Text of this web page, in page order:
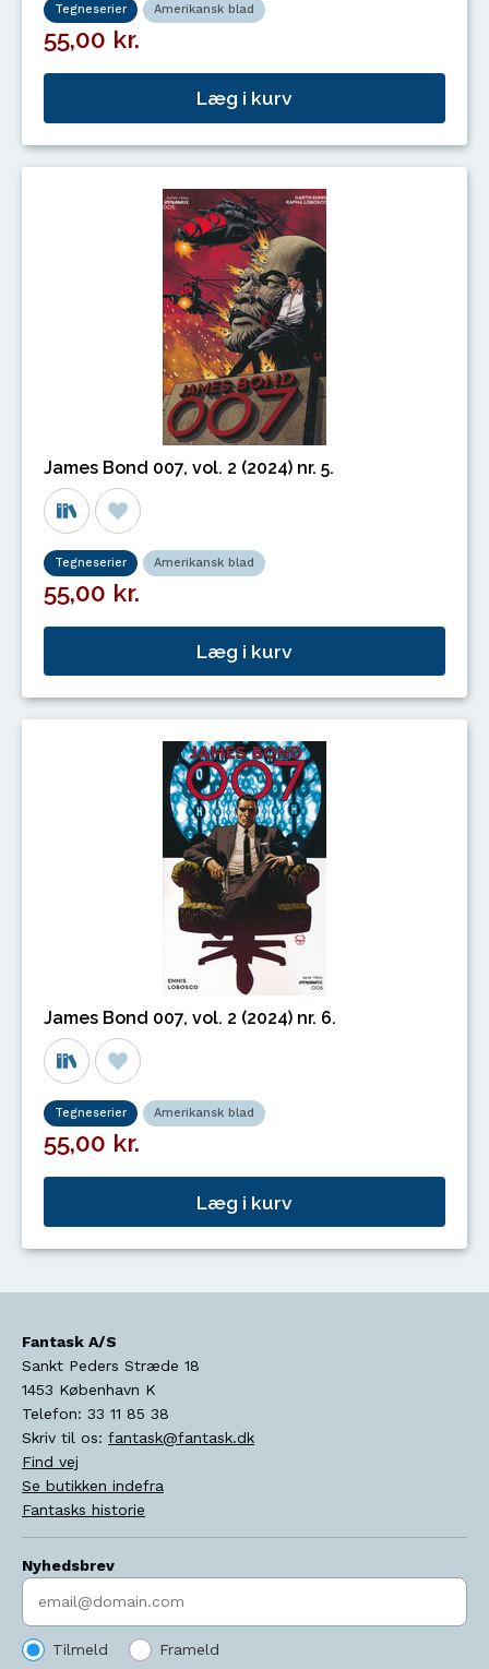
Tegneserier Amerikansk blad
55,00 kr.
Læg i kurv
James Bond 007, vol. 2 (2024) nr. 5.
Tegneserier Amerikansk blad
55,00 kr.
Læg i kurv
James Bond 007, vol. 2 (2024) nr. 6.
Tegneserier Amerikansk blad
55,00 kr.
Læg i kurv
Fantask A/S
Sankt Peders Stræde 18
1453 København K
Telefon: 33 11 85 38
Skriv til os: fantask@fantask.dk
Find vej
Se butikken indefra
Fantasks historie
Nyhedsbrev
Indtast søgeord
Tilmeld Frameld